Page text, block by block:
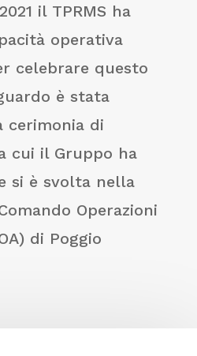
il TPRMS ha
operativa
celebrare questo
è stata
cerimonia di
cui il Gruppo ha
si è svolta nella
Operazioni
di Poggio